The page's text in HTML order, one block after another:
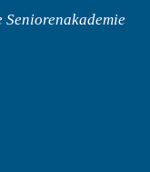
Seniorenakademie